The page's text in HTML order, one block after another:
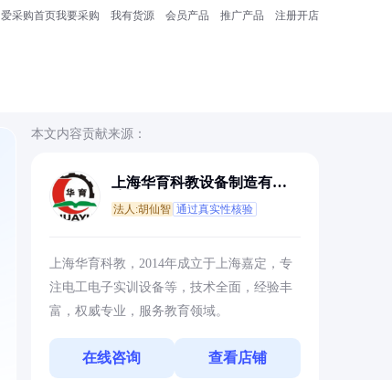
爱采购首页我要采购 我有货源 会员产品 推广产品 注册开店
本文内容贡献来源：
上海华育科教设备制造有限
法人:胡仙智 通过真实性核验
上海华育科教，2014年成立于上海嘉定，专
注电工电子实训设备等，技术全面，经验丰
富，权威专业，服务教育领域。
在线咨询 查看店铺